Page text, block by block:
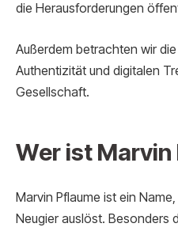
die Herausforderungen
Außerdem betrachten wir
Authentizität und digitalen
Gesellschaft.
Wer ist Marvin
Marvin Pflaume ist ein
Neugier auslöst. Besonders